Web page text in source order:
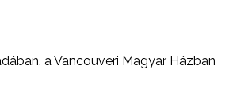
a Vancouveri Magyar Házban